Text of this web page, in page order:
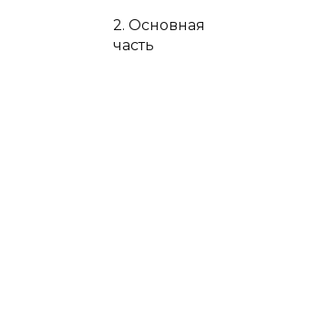
2. Основная
часть